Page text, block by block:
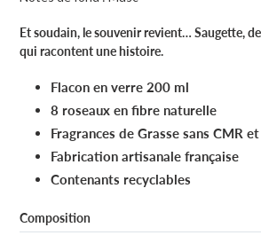
Et soudain, le souvenir revient… Saugette,
qui racontent une histoire.
Flacon en verre 200 ml
8 roseaux en fibre naturelle
Fragrances de Grasse sans CMR
Fabrication artisanale française
Contenants recyclables
Composition